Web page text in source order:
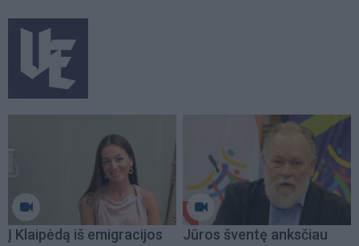
Į Klaipėdą iš emigracijos
Jūros šventę anksčiau